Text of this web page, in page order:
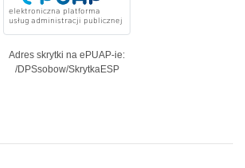
Adres skrytki na ePUAP-ie:
/DPSsobow/SkrytkaESP